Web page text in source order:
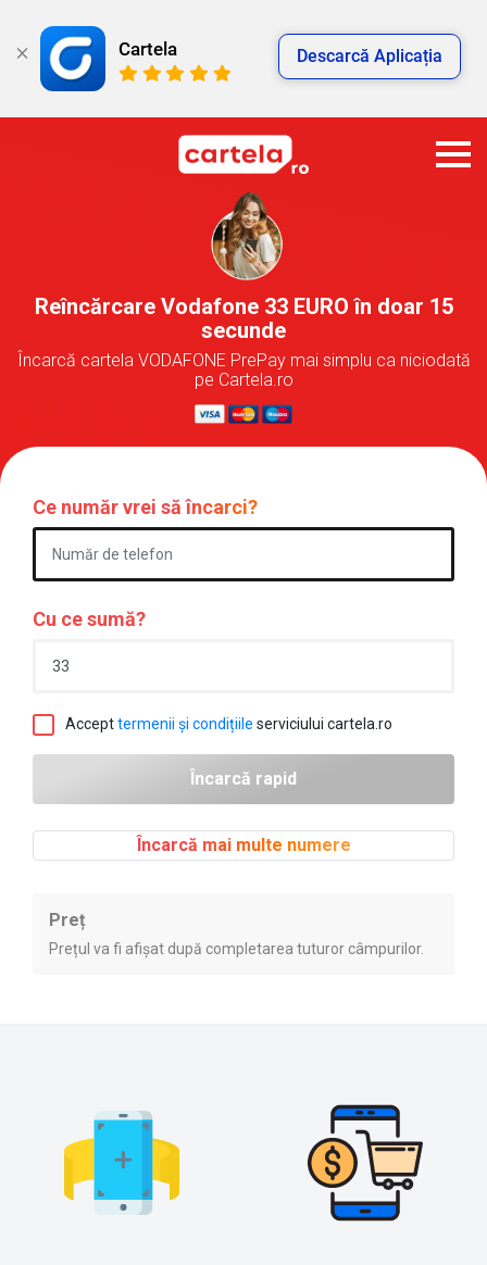
Cartela Descarcă Aplicația
Reîncărcare Vodafone 33 EURO în doar 15
secunde
Încarcă cartela VODAFONE PrePay mai simplu ca niciodată
pe Cartela.ro
Ce număr vrei să încarci?
Cu ce sumă?
Accepttermenii și condițiile serviciului cartela.ro
Încarcă mai multe numere
Preț
Prețul va fi afișat după completarea tuturor câmpurilor.